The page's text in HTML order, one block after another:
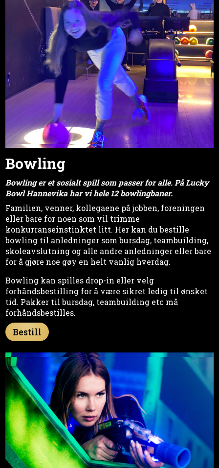
Bowling
Bowling er et sosialt spill som passer for alle. På Lucky
Bowl Hannevika har vi hele 12 bowlingbaner.
Familien, venner, kollegaene på jobben, foreningen
eller bare for noen som vil trimme
konkurranseinstinktet litt. Her kan du bestille
bowling til anledninger som bursdag, teambuilding,
skoleavslutning og alle andre anledninger eller bare
for å gjøre noe gøy en helt vanlig hverdag.
Bowling kan spilles drop-in eller velg
forhåndsbestilling for å være sikret ledig til ønsket
tid. Pakker til bursdag, teambuilding etc må
forhåndsbestilles.
Bestill